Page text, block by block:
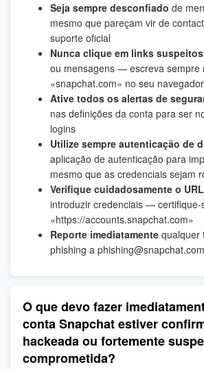
Seja sempre desconfiado de
mesmo que pareçam vir de
suporte oficial
Nunca clique em links suspeitos
ou mensagens — escreva sempre
«snapchat.com» no seu navegador
Ative todos os alertas de
nas definições da conta para ser
logins
Utilize sempre autenticação de
aplicação de autenticação para
mesmo que as credenciais sejam
Verifique cuidadosamente o URL
introduzir credenciais — certifique-
«https://accounts.snapchat.com»
Reporte imediatamente qualquer
phishing a phishing@snapchat.com
O que devo fazer
conta Snapchat estiver
hackeada ou fortemente
comprometida?